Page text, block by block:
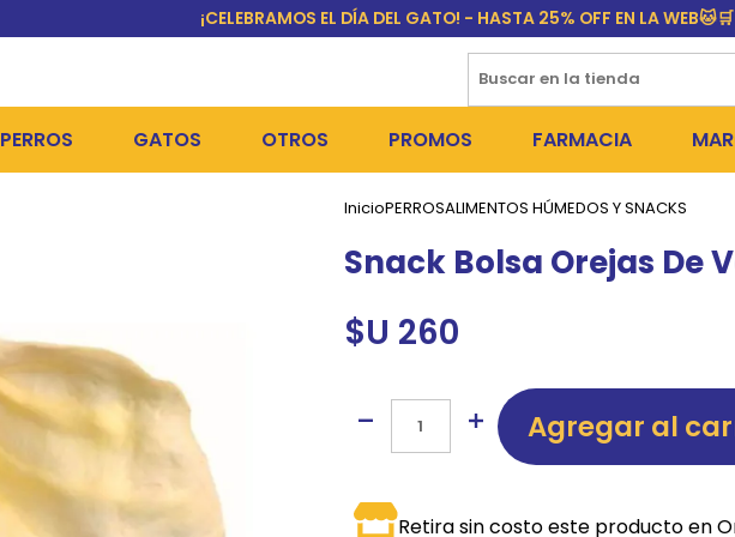
¡CELEBRAMOS EL DÍA DEL GATO! - HASTA 25% OFF EN LA WEB🐱🛒
PERROS
CAMAS Y CASETAS
BOLSOS Y TRANSPORTADORAS
BOLSAS PARA MATERIA
COLLARES, ARNESES Y CORREAS
GATOS
ALIMENTOS HÚMEDOS Y SNACKS
HIGIENE Y BAÑOS
JUGUETES Y RASCADORES
COLLARES Y ACCESORIOS
OTROS PROMOS
PERROS
GATOS
FARMACIA
PULGUICIDAS Y
InicioPERROSALIMENTOS HÚMEDOS Y SNACKS
Snack Bolsa Orejas De
$U 260
Agregar al
Retira sin costo este producto en